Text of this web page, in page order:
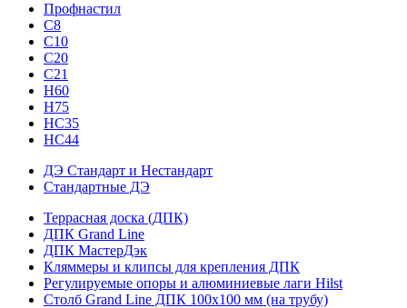
Профнастил
С8
С10
С20
С21
H60
H75
HС35
НС44
ДЭ Стандарт и Нестандарт
Стандартные ДЭ
Террасная доска (ДПК)
ДПК Grand Line
ДПК МастерДэк
Кляммеры и клипсы для крепления ДПК
Регулируемые опоры и алюминиевые лаги Hilst
Столб Grand Line ДПК 100х100 мм (на трубу)